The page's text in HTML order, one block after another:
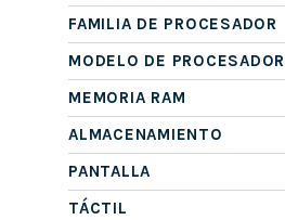
FAMILIA DE PROCESADOR
MODELO DE PROCESADOR
MEMORIA RAM
ALMACENAMIENTO
PANTALLA
TÁCTIL